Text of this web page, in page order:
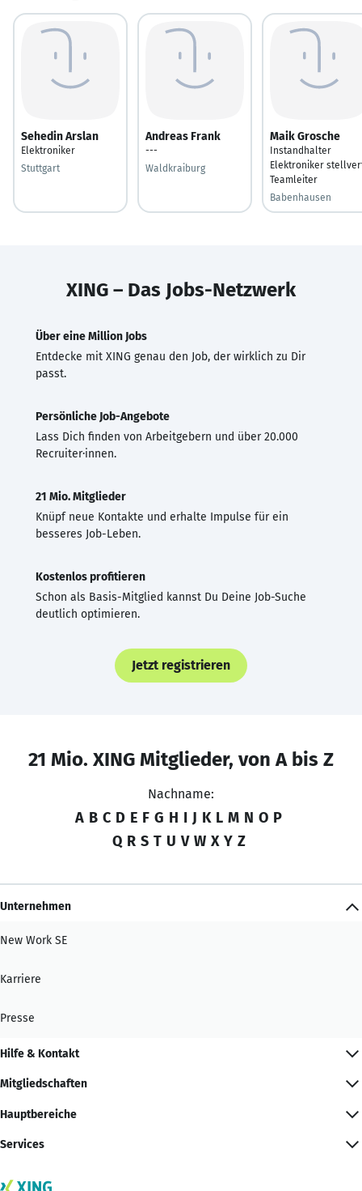
Sehedin Arslan
Elektroniker
Stuttgart
Andreas Frank
---
Waldkraiburg
Maik Grosche
Instandhalter
Elektroniker
Teamleiter
Babenhausen
XING – Das Jobs-Netzwerk
Über eine Million Jobs
Entdecke mit XING genau den Job, der wirklich zu Dir
passt.
Persönliche Job-Angebote
Lass Dich finden von Arbeitgebern und über 20.000
Recruiter·innen.
21 Mio. Mitglieder
Knüpf neue Kontakte und erhalte Impulse für ein
besseres Job-Leben.
Kostenlos profitieren
Schon als Basis-Mitglied kannst Du Deine Job-Suche
deutlich optimieren.
Jetzt registrieren
21 Mio. XING Mitglieder, von A bis Z
Nachname:
A B C D E F G H I J K L M N O P
Q R S T U V W X Y Z
Unternehmen
New Work SE
Karriere
Presse
Hilfe & Kontakt
Mitgliedschaften
Hauptbereiche
Services